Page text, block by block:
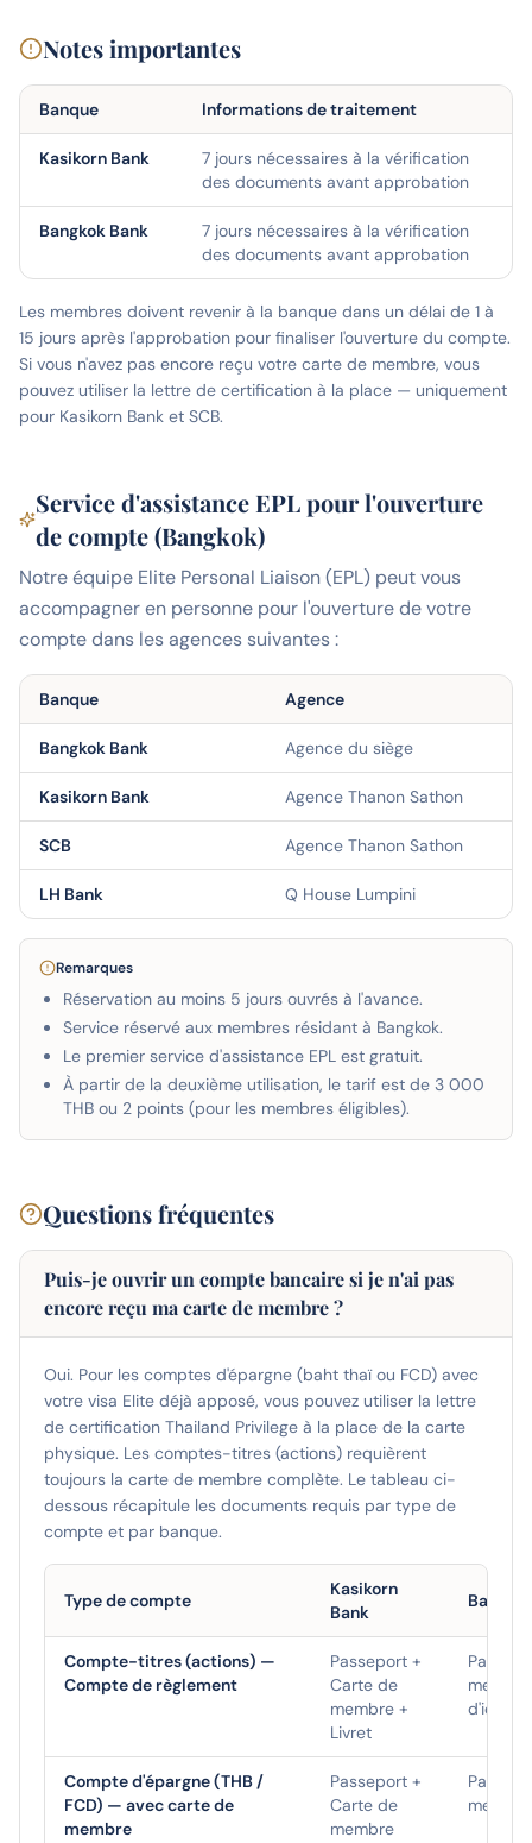
Notes importantes
Banque Informations de traitement
Kasikorn Bank
7 jours nécessaires à la vérification
des documents avant approbation
Bangkok Bank
7 jours nécessaires à la vérification
des documents avant approbation
Les membres doivent revenir à la banque dans un délai de 1 à
15 jours après l'approbation pour finaliser l'ouverture du compte.
Si vous n'avez pas encore reçu votre carte de membre, vous
pouvez utiliser la lettre de certification à la place — uniquement
pour Kasikorn Bank et SCB.
Service d'assistance EPL pour l'ouverture
de compte (Bangkok)
Notre équipe Elite Personal Liaison (EPL) peut vous
accompagner en personne pour l'ouverture de votre
compte dans les agences suivantes :
Banque Agence
Bangkok Bank Agence du siège
Kasikorn Bank Agence Thanon Sathon
SCB Agence Thanon Sathon
LH Bank Q House Lumpini
Remarques
Réservation au moins 5 jours ouvrés à l'avance.
Service réservé aux membres résidant à Bangkok.
Le premier service d'assistance EPL est gratuit.
À partir de la deuxième utilisation, le tarif est de 3 000
THB ou 2 points (pour les membres éligibles).
Questions fréquentes
Puis-je ouvrir un compte bancaire si je n'ai pas
encore reçu ma carte de membre ?
Oui. Pour les comptes d'épargne (baht thaï ou FCD) avec
votre visa Elite déjà apposé, vous pouvez utiliser la lettre
de certification Thailand Privilege à la place de la carte
physique. Les comptes-titres (actions) requièrent
toujours la carte de membre complète. Le tableau ci-
dessous récapitule les documents requis par type de
compte et par banque.
Type de compte
Kasikorn
Bank
Compte-titres (actions) —
Compte de règlement
Passeport +
Carte de
membre +
Livret
Compte d'épargne (THB /
FCD) — avec carte de
membre
Passeport +
Carte de
membre
membre